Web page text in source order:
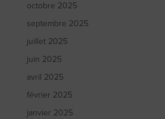
octobre 2025
septembre 2025
juillet 2025
juin 2025
avril 2025
février 2025
janvier 2025